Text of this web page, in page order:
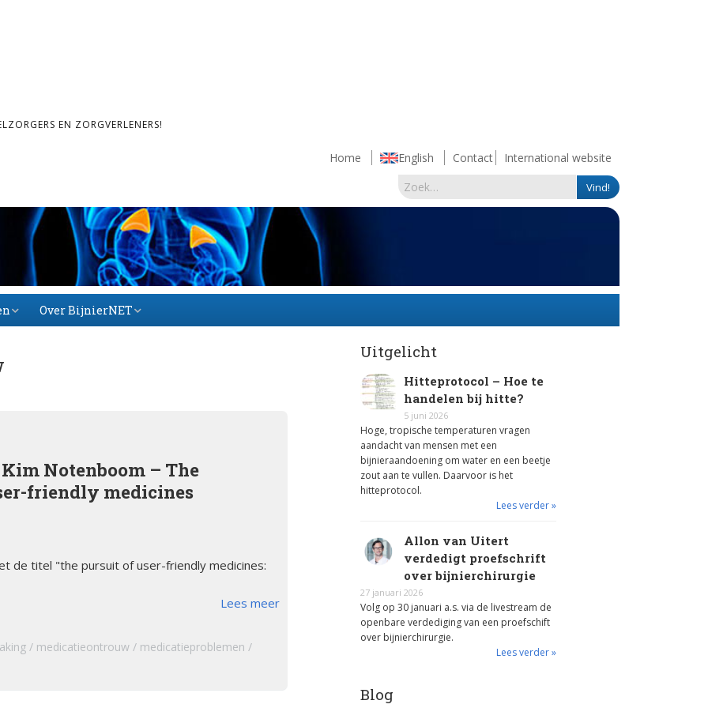
EN ZORGVERLENERS!
Home English Contact International website
Arbeid en
Over BijnierNET
Fondsen en sponsoren
Jaarverslagen
Notenboom – The
friendly medicines
de titel "the pursuit of user-friendly medicines:
Lees meer
medicatieontrouw
medicatieproblemen
Uitgelicht
Hitteprotocol – Hoe te
handelen bij hitte?
5 juni 2026
Hoge, tropische temperaturen vragen
aandacht van mensen met een
bijnieraandoening om water en een beetje
zout aan te vullen. Daarvoor is het
hitteprotocol.
Lees verder »
Allon van Uitert
verdedigt proefschrift
over bijnierchirurgie
27 januari 2026
Volg op 30 januari a.s. via de livestream de
openbare verdediging van een proefschift
over bijnierchirurgie.
Lees verder »
Blog